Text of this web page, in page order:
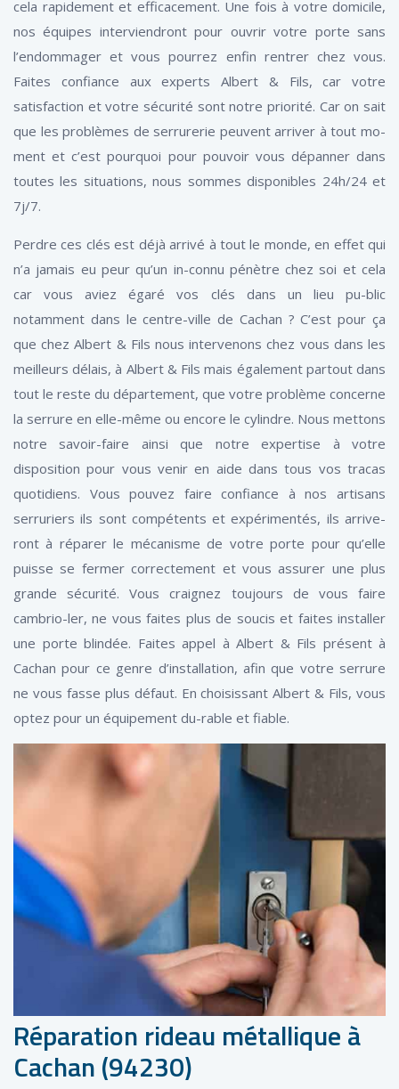
cela rapidement et efficacement. Une fois à votre domicile,
nos équipes interviendront pour ouvrir votre porte sans
l’endommager et vous pourrez enfin rentrer chez vous.
Faites confiance aux experts Albert & Fils, car votre
satisfaction et votre sécurité sont notre priorité. Car on sait
que les problèmes de serrurerie peuvent arriver à tout mo-
ment et c’est pourquoi pour pouvoir vous dépanner dans
toutes les situations, nous sommes disponibles 24h/24 et
7j/7.
Perdre ces clés est déjà arrivé à tout le monde, en effet qui
n’a jamais eu peur qu’un in-connu pénètre chez soi et cela
car vous aviez égaré vos clés dans un lieu pu-blic
notamment dans le centre-ville de Cachan ? C’est pour ça
que chez Albert & Fils nous intervenons chez vous dans les
meilleurs délais, à Albert & Fils mais également partout dans
tout le reste du département, que votre problème concerne
la serrure en elle-même ou encore le cylindre. Nous mettons
notre savoir-faire ainsi que notre expertise à votre
disposition pour vous venir en aide dans tous vos tracas
quotidiens. Vous pouvez faire confiance à nos artisans
serruriers ils sont compétents et expérimentés, ils arrive-
ront à réparer le mécanisme de votre porte pour qu’elle
puisse se fermer correctement et vous assurer une plus
grande sécurité. Vous craignez toujours de vous faire
cambrio-ler, ne vous faites plus de soucis et faites installer
une porte blindée. Faites appel à Albert & Fils présent à
Cachan pour ce genre d’installation, afin que votre serrure
ne vous fasse plus défaut. En choisissant Albert & Fils, vous
optez pour un équipement du-rable et fiable.
Réparation rideau métallique à
Cachan (94230)